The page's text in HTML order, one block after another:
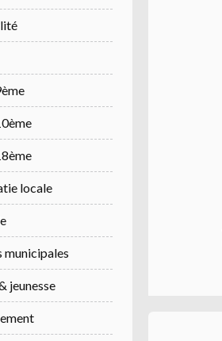
locale
municipales
jeunesse